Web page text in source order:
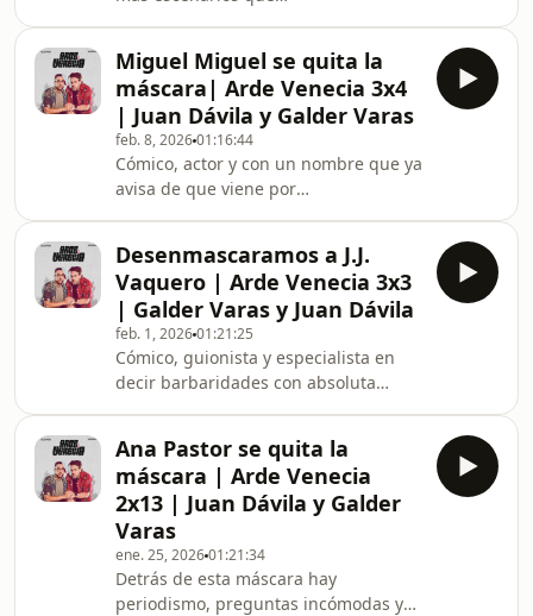
unicornio para hablar de humor, de
carrera y de todo lo que ha aprendido
después de tantos focos.Pero cuando
la máscara cae, descubrimos cosas
que no sabíamos.Un episodio donde
el brillo es real… y lo inesperado
también.
Miguel Miguel se quita la
máscara| Arde Venecia 3x4
| Juan Dávila y Galder Varas
feb. 8, 202601:16:44
Cómico, actor y con un nombre que ya
avisa de que viene por
humor, de escenarios y de por qué,
cuando se trata de contar chistes,
nadie le gana.
Desenmascaramos a J.J.
Vaquero | Arde Venecia 3x3
| Galder Varas y Juan Dávila
feb. 1, 202601:21:25
Cómico, guionista y especialista en
decir barbaridades con absoluta
máscara para hablar de humor, de
cómo funciona su cabeza y de por
qué Mariano Rajoy puede acabar
apareciendo en una conversación
sobre dientes sin que nadie se
alarme.
Ana Pastor se quita la
máscara | Arde Venecia
2x13 | Juan Dávila y Galder
Varas
ene. 25, 202601:21:34
Detrás de esta máscara hay
periodismo, preguntas incómodas y